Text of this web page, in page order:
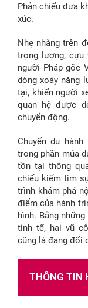
Phản chiếu đưa
xúc.
Nhẹ nhàng trên
trọng lượng,
người Pháp gốc
dòng xoáy năng
tại, khiến người
quan hệ được
chuyển động.
Chuyến du
trong phần múa
tồn tại thông
chiếu kiếm tìm
trình khám phá
điểm của hành
hình. Bằng
tinh tế, hai vũ
cũng là đang đối
THÔNG TIN